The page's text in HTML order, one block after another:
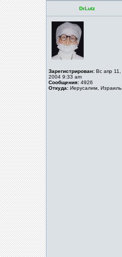
DrLutz
Зарегистрирован: Вс апр 11,
2004 9:33 am
Сообщения: 4926
Откуда: Иерусалим, Израиль